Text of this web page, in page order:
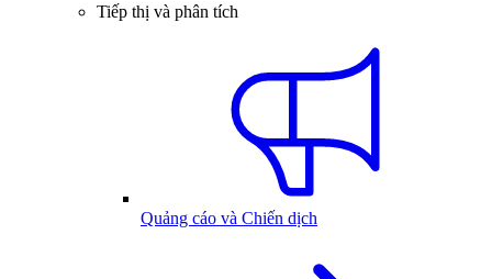
Tiếp thị và phân tích
Quảng cáo và Chiến dịch